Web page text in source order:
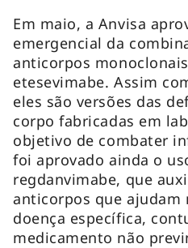
Em maio, a Anvisa
emergencial da
anticorpos
etesevimabe. Assim
eles são versões das
corpo fabricadas em
objetivo de combater
foi aprovado ainda o
regdanvimabe, que
anticorpos que ajudam
doença específica,
medicamento não